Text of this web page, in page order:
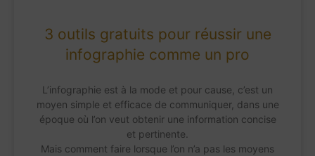
3 outils gratuits pour réussir une
infographie comme un pro
L’infographie est à la mode et pour cause, c’est un
moyen simple et efficace de communiquer, dans une
époque où l’on veut obtenir une information concise
et pertinente.
Mais comment faire lorsque l’on n’a pas les moyens